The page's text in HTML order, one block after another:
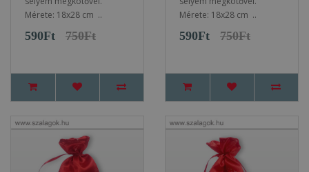
Mérete: 18x28 cm ..
590Ft 750Ft
Mérete: 18x28 cm ..
590Ft 750Ft